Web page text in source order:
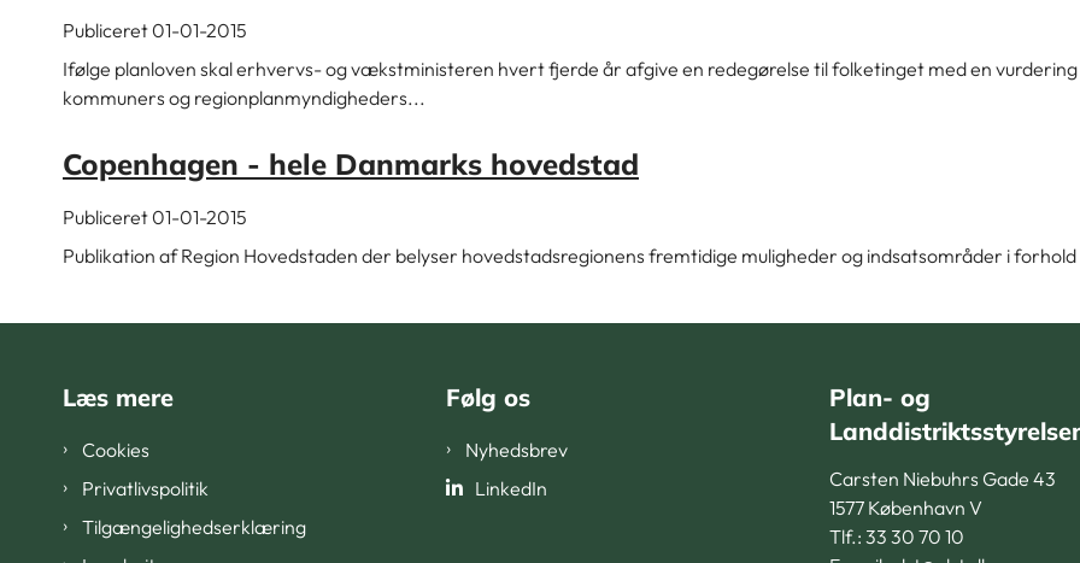
Publiceret 01-01-2015
Ifølge planloven skal erhvervs- og vækstministeren hvert fjerde år afgive en redegørelse til folketinget med en
kommuners og regionplanmyndigheders...
Copenhagen - hele Danmarks hovedstad
Publiceret 01-01-2015
Publikation af Region Hovedstaden der belyser hovedstadsregionens fremtidige muligheder og indsatsområder i
Læs mere
Cookies
Privatlivspolitik
Tilgængelighedserklæring
Følg os
Nyhedsbrev
LinkedIn
Plan- og
Carsten Niebuhrs Gade 43
1577 København V
Tlf.: 33 30 70 10